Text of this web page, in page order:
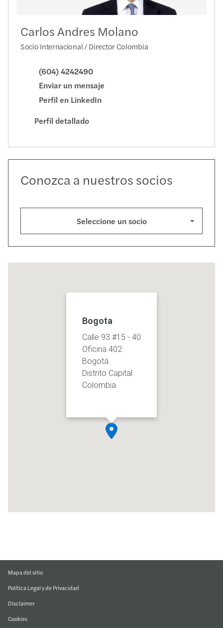
Carlos Andres Molano
Socio Internacional / Director Colombia
(604) 4242490
Enviar un mensaje
Perfil en LinkedIn
Perfil detallado
Conozca a nuestros socios
Seleccione un socio
Bogota
Calle 93 #15 - 40
Oficina 402
Bogotá
Distrito Capital
Colombia
Mapa del sitio
Política Legal y de Privacidad
Disclaimer
Cookies